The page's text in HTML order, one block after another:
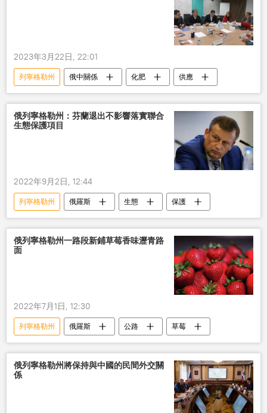
2023年3月22日, 22:01
列寧格勒州 俄中關係 化肥 供應
俄列寧格勒州：芬蘭退出不影響落實聯合
生態保護項目
2022年9月2日, 12:44
列寧格勒州 俄羅斯 生態 保護
俄列寧格勒州一路段新鋪草莓香味瀝青路
面
2022年7月1日, 12:30
列寧格勒州 俄羅斯 公路 草莓
俄列寧格勒州將保持與中國的民間外交關
係